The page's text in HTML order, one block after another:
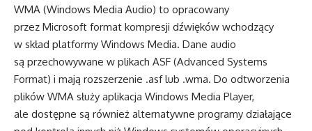
WMA (Windows Media Audio) to opracowany
przez Microsoft format kompresji dźwięków wchodzący
w skład platformy Windows Media. Dane audio
są przechowywane w plikach ASF (Advanced Systems
Format) i mają rozszerzenie .asf lub .wma. Do odtworzenia
plików WMA służy aplikacja Windows Media Player,
ale dostępne są również alternatywne programy działające